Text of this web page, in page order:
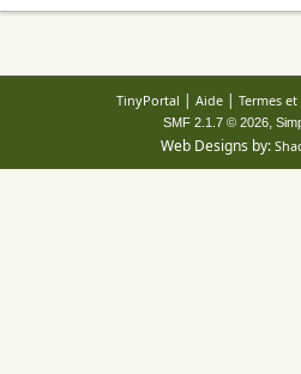
TinyPortal | Aide| Termes et
SMF 2.1.7 © 2026,
Web Designs by: